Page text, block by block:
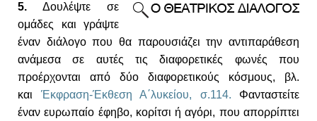
5. Δουλέψτε σε
ομάδες και γράψτε
έναν διάλογο που θα παρουσιάζει την αντιπαράθεση
ανάμεσα σε αυτές τις διαφορετικές φωνές που
προέρχονται από δύο διαφορετικούς κόσμους, βλ.
και Έκφραση-Έκθεση Α΄λυκείου, σ.114. Φανταστείτε
έναν ευρωπαίο έφηβο, κορίτσι ή αγόρι, που απορρίπτει